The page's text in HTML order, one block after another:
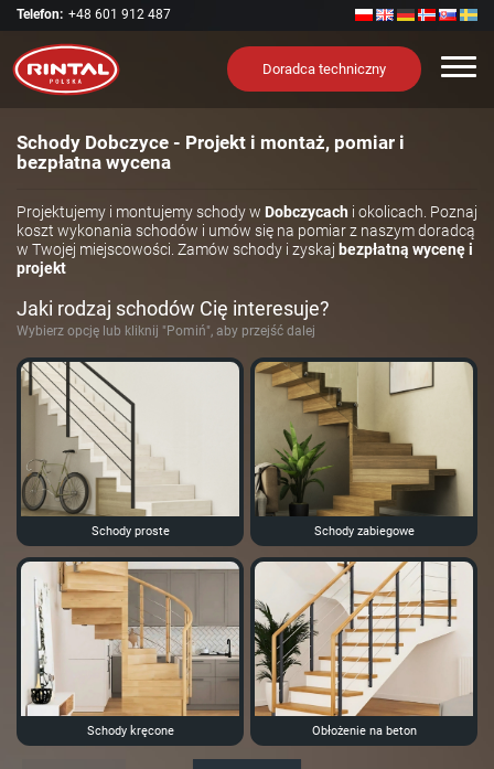
Telefon: +48 601 912 487
Doradca techniczny
Schody Dobczyce - Projekt i montaż, pomiar i
bezpłatna wycena
Projektujemy i montujemy schody w Dobczycach i okolicach. Poznaj
koszt wykonania schodów i umów się na pomiar z naszym doradcą
w Twojej miejscowości. Zamów schody i zyskaj bezpłatną wycenę i
projekt
Jaki rodzaj schodów Cię interesuje?
Wybierz opcję lub kliknij "Pomiń", aby przejść dalej
Schody proste Schody zabiegowe
Schody kręcone Obłożenie na beton